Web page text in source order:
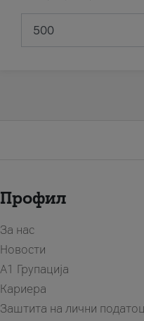
Профил
За нас
Новости
А1 Групација
Кариера
Заштита на лични